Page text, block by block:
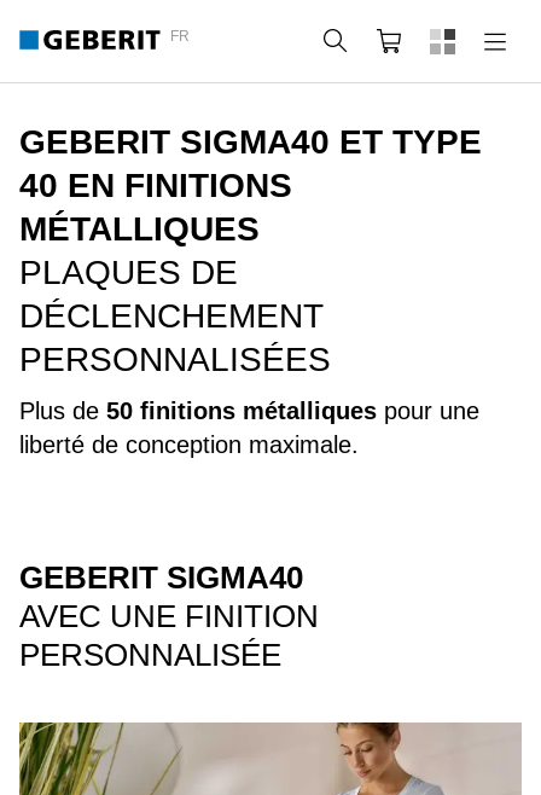
FR Rechercher
Panier
GEBERIT SIGMA40 ET TYPE
40 EN FINITIONS
MÉTALLIQUES
PLAQUES DE
DÉCLENCHEMENT
PERSONNALISÉES
Plus de 50 finitions métalliques pour une
liberté de conception maximale.
GEBERIT SIGMA40
AVEC UNE FINITION
PERSONNALISÉE